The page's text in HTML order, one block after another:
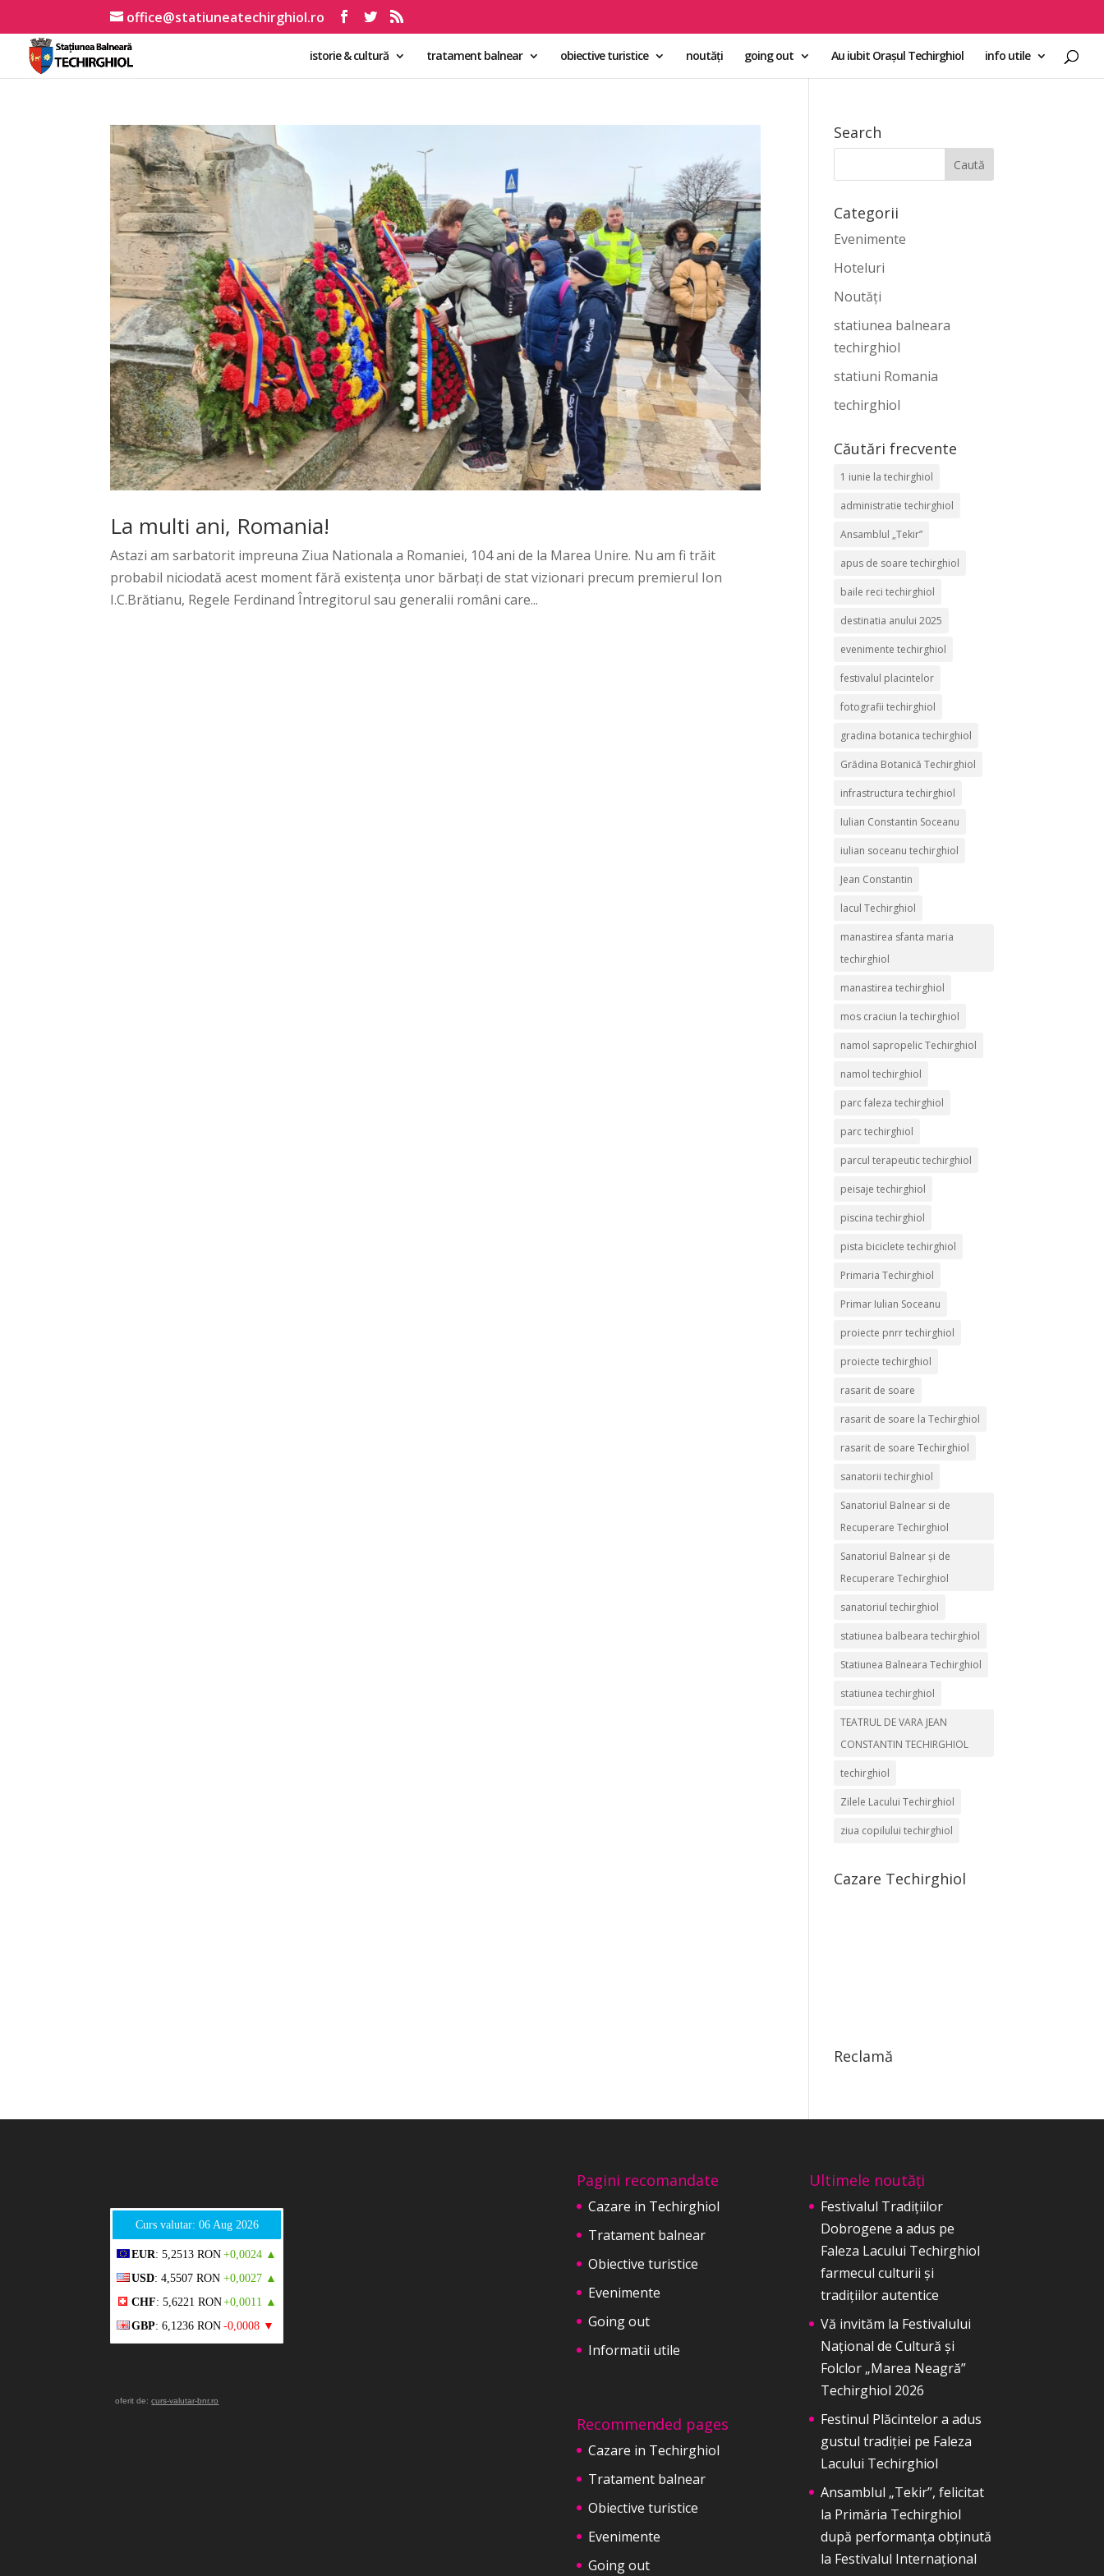
office@statiuneatechirghiol.ro
istorie & cultură tratament balnear obiective turistice noutăți going out Au iubit Orașul Techirghiol info utile
La multi ani, Romania!
Astazi am sarbatorit impreuna Ziua Nationala a Romaniei, 104 ani de la Marea Unire. Nu am fi trăit
probabil niciodată acest moment fără existenţa unor bărbaţi de stat vizionari precum premierul Ion
I.C.Brătianu, Regele Ferdinand Întregitorul sau generalii români care...
Search
Categorii
Evenimente
Hoteluri
Noutăți
statiunea balneara
techirghiol
statiuni Romania
techirghiol
Căutări frecvente
1 iunie la techirghiol
administratie techirghiol
Ansamblul „Tekir”
apus de soare techirghiol
baile reci techirghiol
destinatia anului 2025
evenimente techirghiol
festivalul placintelor
fotografii techirghiol
gradina botanica techirghiol
Grădina Botanică Techirghiol
infrastructura techirghiol
Iulian Constantin Soceanu
iulian soceanu techirghiol
Jean Constantin
lacul Techirghiol
manastirea sfanta maria
techirghiol
manastirea techirghiol
mos craciun la techirghiol
namol sapropelic Techirghiol
namol techirghiol
parc faleza techirghiol
parc techirghiol
parcul terapeutic techirghiol
peisaje techirghiol
piscina techirghiol
pista biciclete techirghiol
Primaria Techirghiol
Primar Iulian Soceanu
proiecte pnrr techirghiol
proiecte techirghiol
rasarit de soare
rasarit de soare la Techirghiol
rasarit de soare Techirghiol
sanatorii techirghiol
Sanatoriul Balnear si de
Recuperare Techirghiol
Sanatoriul Balnear și de
Recuperare Techirghiol
sanatoriul techirghiol
statiunea balbeara techirghiol
Statiunea Balneara Techirghiol
statiunea techirghiol
TEATRUL DE VARA JEAN
CONSTANTIN TECHIRGHIOL
techirghiol
Zilele Lacului Techirghiol
ziua copilului techirghiol
Cazare Techirghiol
Reclamă
Curs valutar: 06 Aug 2026
EUR: 5,2513 RON +0,0024 ▲
USD: 4,5507 RON +0,0027 ▲
CHF: 5,6221 RON+0,0011 ▲
GBP: 6,1236 RON -0,0008 ▼
oferit de:curs-valutar-bnr.ro
Pagini recomandate
Cazare in Techirghiol
Tratament balnear
Obiective turistice
Evenimente
Going out
Informatii utile
Recommended pages
Cazare in Techirghiol
Tratament balnear
Obiective turistice
Evenimente
Going out
Ultimele noutăți
Festivalul Tradițiilor
Dobrogene a adus pe
Faleza Lacului Techirghiol
farmecul culturii și
tradițiilor autentice
Vă invităm la Festivalului
Național de Cultură și
Folclor „Marea Neagră”
Techirghiol 2026
Festinul Plăcintelor a adus
gustul tradiției pe Faleza
Lacului Techirghiol
Ansamblul „Tekir”, felicitat
la Primăria Techirghiol
după performanța obținută
la Festivalul Internațional